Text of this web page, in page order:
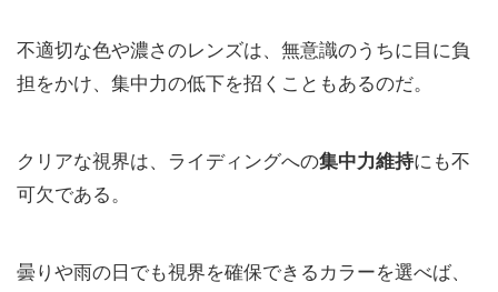
不適切な色や濃さのレンズは、無意識のうちに目に負
担をかけ、集中力の低下を招くこともあるのだ。
クリアな視界は、ライディングへの集中力維持にも不
可欠である。
曇りや雨の日でも視界を確保できるカラーを選べば、